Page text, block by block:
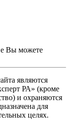
Вы можете
являются
РА» (кроме
и охраняются
для
целях.